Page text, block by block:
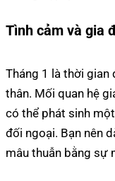
Tình cảm và gia
Tháng 1 là thời gian
thân. Mối quan hệ
có thể phát sinh
đối ngoại. Bạn nên
mâu thuẫn bằng sự